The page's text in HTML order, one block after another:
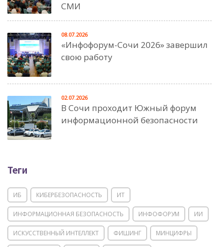
СМИ
«Инфофорум-Сочи 2026» завершил
свою работу
08.07.2026
В Сочи проходит Южный форум
информационной безопасности
02.07.2026
Теги
ИБ КИБЕРБЕЗОПАСНОСТЬ ИТ
ИНФОРМАЦИОННАЯ БЕЗОПАСНОСТЬ ИНФОФОРУМ ИИ
ИСКУССТВЕННЫЙ ИНТЕЛЛЕКТ ФИШИНГ МИНЦИФРЫ